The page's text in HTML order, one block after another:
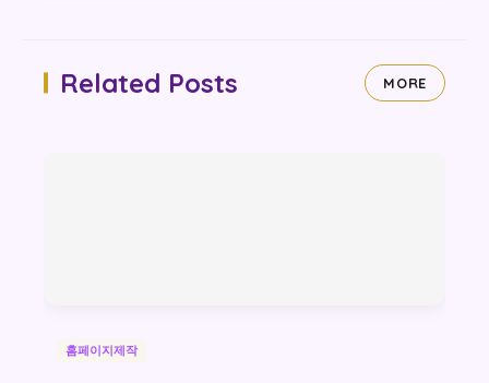
Related Posts MORE
홈페이지제작